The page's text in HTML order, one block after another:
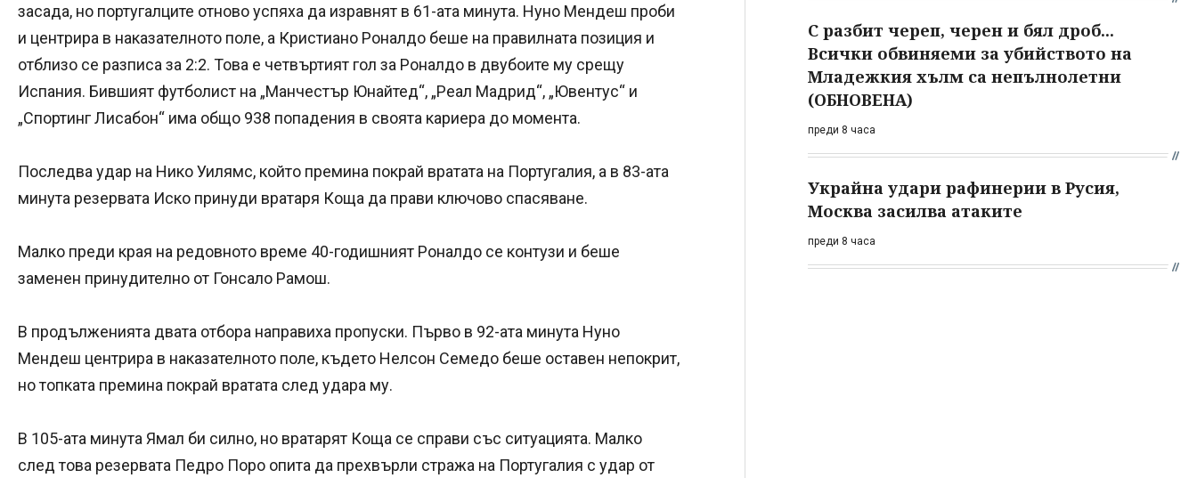
засада, но португалците отново успяха да изравнят в 61-ата минута. Нуно Мендеш проби
и центрира в наказателното поле, а Кристиано Роналдо беше на правилната позиция и
отблизо се разписа за 2:2. Това е четвъртият гол за Роналдо в двубоите му срещу
Испания. Бившият футболист на „Манчестър Юнайтед“, „Реал Мадрид“, „Ювентус“ и
„Спортинг Лисабон“ има общо 938 попадения в своята кариера до момента.
Последва удар на Нико Уилямс, който премина покрай вратата на Португалия, а в 83-ата
минута резервата Иско принуди вратаря Коща да прави ключово спасяване.
Малко преди края на редовното време 40-годишният Роналдо се контузи и беше
заменен принудително от Гонсало Рамош.
В продълженията двата отбора направиха пропуски. Първо в 92-ата минута Нуно
Мендеш центрира в наказателното поле, където Нелсон Семедо беше оставен непокрит,
но топката премина покрай вратата след удара му.
В 105-ата минута Ямал би силно, но вратарят Коща се справи със ситуацията. Малко
след това резервата Педро Поро опита да прехвърли стража на Португалия с удар от
С разбит череп, черен и бял дроб...
Всички обвиняеми за убийството на
Младежкия хълм са непълнолетни
(ОБНОВЕНА)
преди 8 часа
Украйна удари рафинерии в Русия,
Москва засилва атаките
преди 8 часа